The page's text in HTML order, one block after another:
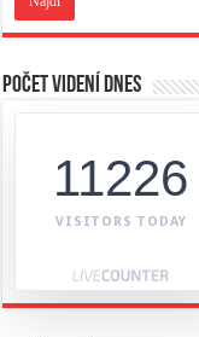
Počet videní dnes
11226
VISITORS TODAY